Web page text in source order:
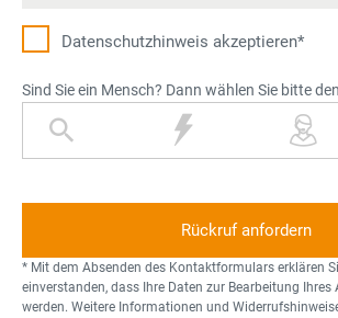
Datenschutz­hinweis akzeptieren*
Sind Sie ein Mensch? Dann wählen Sie bitte
u
e
l
t
z
e
s
n
* Mit dem Absenden des Kontaktformulars erklären
einverstanden, dass Ihre Daten zur Bearbeitung Ihres
werden. Weitere Informationen und